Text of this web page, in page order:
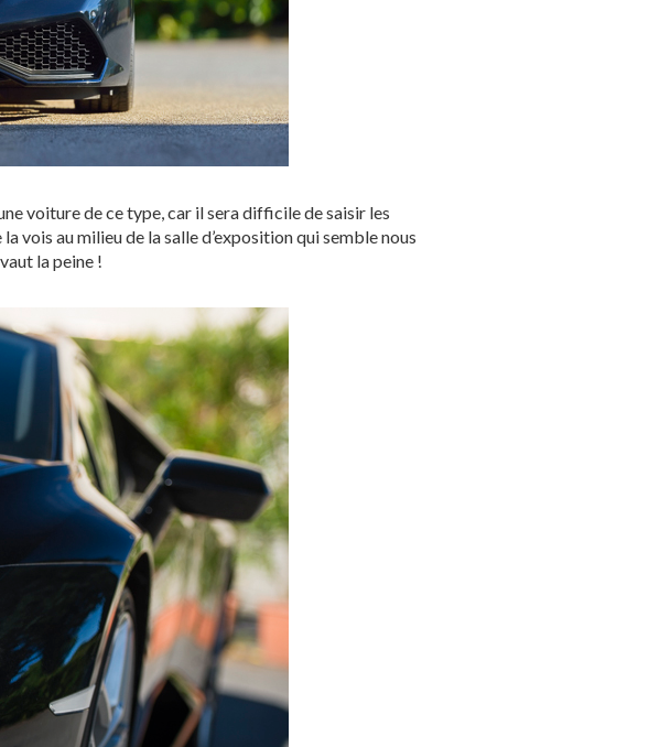
voiture de ce type, car il sera difficile de saisir les
vois au milieu de la salle d’exposition qui semble nous
la peine !